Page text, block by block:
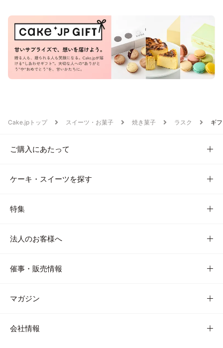
Cake.jpトップ スイーツ・お菓子 焼き菓子 ラスク ギ
ご購入にあたって
ケーキ・スイーツを探す
特集
法人のお客様へ
催事・販売情報
マガジン
会社情報